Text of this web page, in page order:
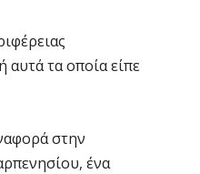
τα οποία είπε
στην
ένα